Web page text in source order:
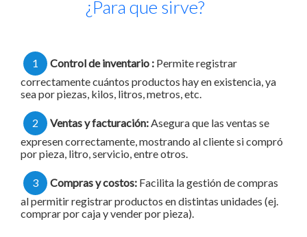
¿Para que sirve?
1 Control de inventario : Permite registrar
correctamente cuántos productos hay en existencia, ya
sea por piezas, kilos, litros, metros, etc.
2 Ventas y facturación:Asegura que las ventas se
expresen correctamente, mostrando al cliente si compró
por pieza, litro, servicio, entre otros.
3 Compras y costos: Facilita la gestión de compras
al permitir registrar productos en distintas unidades (ej.
comprar por caja y vender por pieza).